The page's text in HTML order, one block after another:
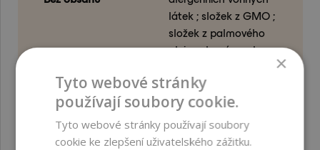
látek ; složek z GMO ;
složek z palmového
oleje ; alergénnych
Biologická
odbouratelnost
Snadno biologicky
odbouratelné (OECD
301)
×
Tyto webové stránky
používají soubory cookie.
Tyto webové stránky používají soubory
cookie ke zlepšení uživatelského zážitku.